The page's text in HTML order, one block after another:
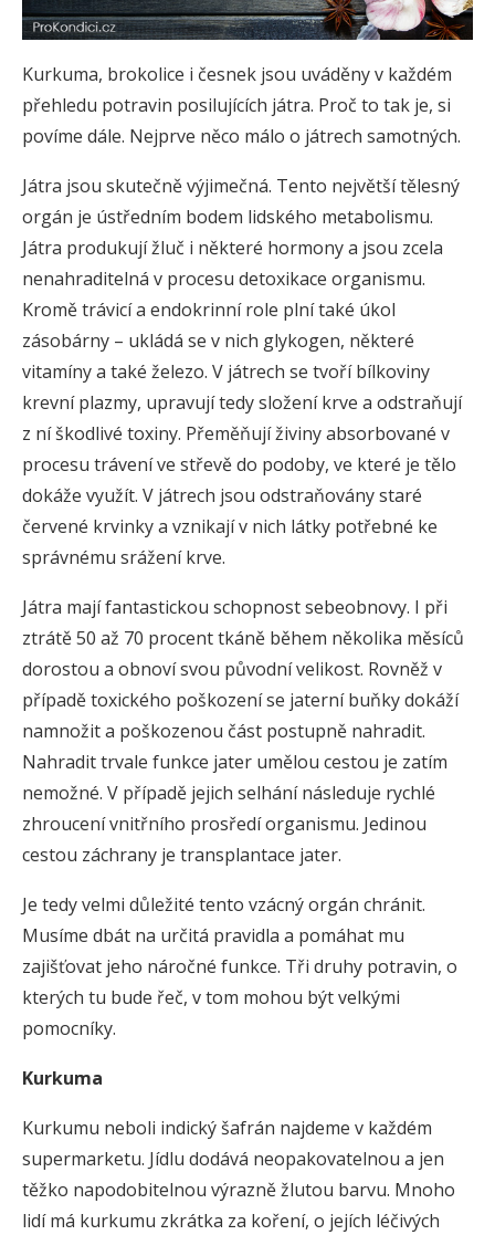
Kurkuma, brokolice i česnek jsou uváděny v každém
přehledu potravin posilujících játra. Proč to tak je, si
povíme dále. Nejprve něco málo o játrech samotných.
Játra jsou skutečně výjimečná. Tento největší tělesný
orgán je ústředním bodem lidského metabolismu.
Játra produkují žluč i některé hormony a jsou zcela
nenahraditelná v procesu detoxikace organismu.
Kromě trávicí a endokrinní role plní také úkol
zásobárny – ukládá se v nich glykogen, některé
vitamíny a také železo. V játrech se tvoří bílkoviny
krevní plazmy, upravují tedy složení krve a odstraňují
z ní škodlivé toxiny. Přeměňují živiny absorbované v
procesu trávení ve střevě do podoby, ve které je tělo
dokáže využít. V játrech jsou odstraňovány staré
červené krvinky a vznikají v nich látky potřebné ke
správnému srážení krve.
Játra mají fantastickou schopnost sebeobnovy. I při
ztrátě 50 až 70 procent tkáně během několika měsíců
dorostou a obnoví svou původní velikost. Rovněž v
případě toxického poškození se jaterní buňky dokáží
namnožit a poškozenou část postupně nahradit.
Nahradit trvale funkce jater umělou cestou je zatím
nemožné. V případě jejich selhání následuje rychlé
zhroucení vnitřního prosředí organismu. Jedinou
cestou záchrany je transplantace jater.
Je tedy velmi důležité tento vzácný orgán chránit.
Musíme dbát na určitá pravidla a pomáhat mu
zajišťovat jeho náročné funkce. Tři druhy potravin, o
kterých tu bude řeč, v tom mohou být velkými
pomocníky.
Kurkuma
Kurkumu neboli indický šafrán najdeme v každém
supermarketu. Jídlu dodává neopakovatelnou a jen
těžko napodobitelnou výrazně žlutou barvu. Mnoho
lidí má kurkumu zkrátka za koření, o jejích léčivých